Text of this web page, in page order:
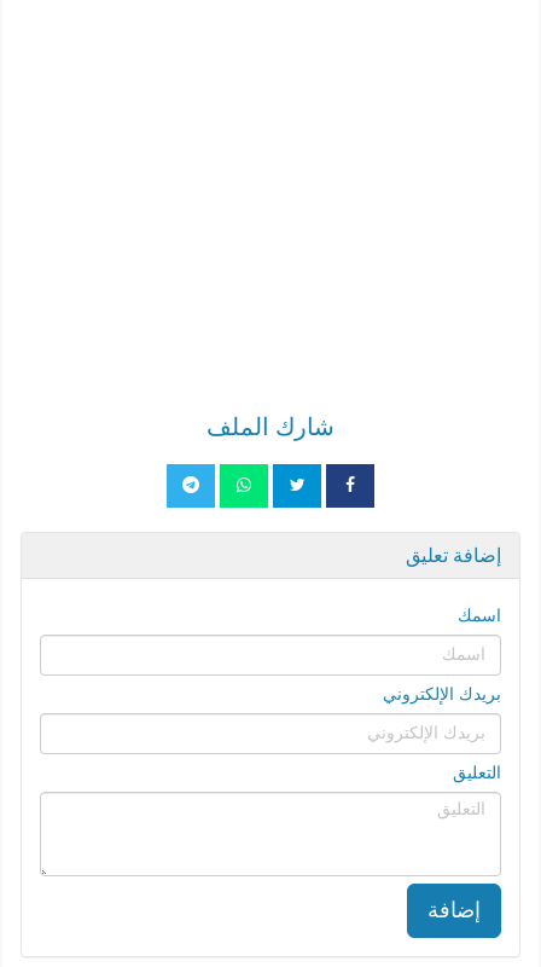
شارك الملف
إضافة تعليق
اسمك
بريدك الإلكتروني
التعليق
إضافة